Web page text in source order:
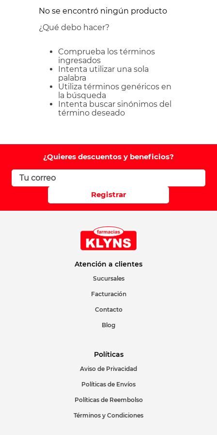
No se encontró ningún producto
¿Qué debo hacer?
Comprueba los términos
ingresados
Intenta utilizar una sola
palabra
Utiliza términos genéricos en
la búsqueda
Intenta buscar sinónimos del
término deseado
¿Quieres descuentos y beneficios?
Registrar
Atención a clientes
Sucursales
Facturación
Contacto
Blog
Políticas
Aviso de Privacidad
Políticas de Envíos
Políticas de Reembolso
Términos y Condiciones